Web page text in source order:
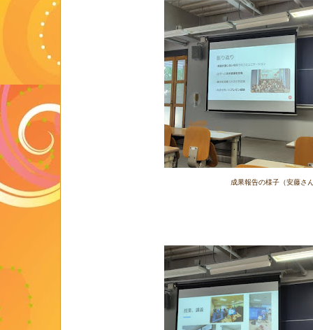
成果報告の様子（安藤さ